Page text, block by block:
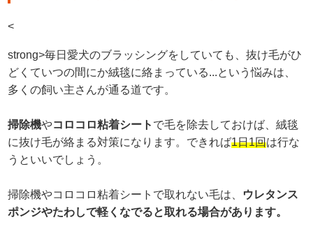
<
strong>毎日愛犬のブラッシングをしていても、抜け毛がひ
どくていつの間にか絨毯に絡まっている...という悩みは、
多くの飼い主さんが通る道です。
掃除機やコロコロ粘着シート で毛を除去しておけば、絨毯
に抜け毛が絡まる対策になります。できれば1日1回は行な
うといいでしょう。
掃除機やコロコロ粘着シートで取れない毛は、
ウレタンス
ポンジやたわしで軽くなでると取れる場合があります。